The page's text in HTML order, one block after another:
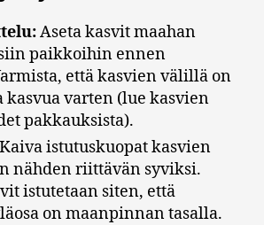
Aseta kasvit maahan
paikkoihin ennen
että kasvien välillä on
varten (lue kasvien
pakkauksista).
Kaiva istutuskuopat kasvien
nähden riittävän syviksi.
istutetaan siten, että
on maanpinnan tasalla.